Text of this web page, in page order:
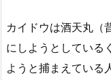
カイドウは酒天丸（
にしようとしている
ようと捕まえている